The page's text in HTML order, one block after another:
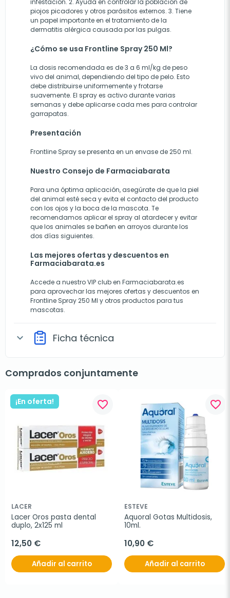
infestación. 2. Ayuda en controlar la población de
piojos picadores y otros parásitos externos. 3. Tiene
un papel importante en el tratamiento de la
dermatitis alérgica causada por las pulgas.
¿Cómo se usa Frontline Spray 250 Ml?
La dosis recomendada es de 3 a 6 ml/kg de peso
vivo del animal, dependiendo del tipo de pelo. Esto
debe distribuirse uniformemente y frotarse
suavemente. El spray es activo durante varias
semanas y debe aplicarse cada mes para controlar
garrapatas.
Presentación
Frontline Spray se presenta en un envase de 250 ml.
Nuestro Consejo de Farmaciabarata
Para una óptima aplicación, asegúrate de que la piel
del animal esté seca y evita el contacto del producto
con los ojos y la boca de la mascota. Te
recomendamos aplicar el spray al atardecer y evitar
que los animales se bañen en arroyos durante los
dos días siguientes.
Las mejores ofertas y descuentos en
Farmaciabarata.es
Accede a nuestro VIP club en Farmaciabarata.es
para aprovechar las mejores ofertas y descuentos en
Frontline Spray 250 Ml y otros productos para tus
mascotas.
expand_more Ficha técnica
Comprados conjuntamente
¡En oferta! favorite_border
LACER
Lacer Oros pasta dental
duplo, 2x125 ml
12,50 €
Añadir al carrito
favorite_border
ESTEVE
Aquoral Gotas Multidosis,
10ml.
10,90 €
Añadir al carrito